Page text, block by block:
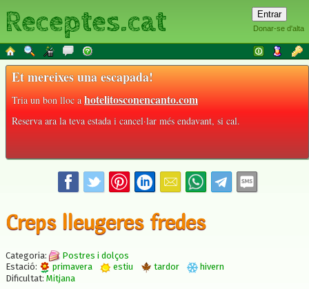
Donar-se d'alta
Receptes.cat
Et mereixes una escapada!
Tria un bon lloc ahotelitosconencanto.com
Reserva ara la teva estada i cancel·lar més endavant, si cal.
Creps lleugeres fredes
Categoria:
Postres i dolços
Estació:
primavera estiu tardor
hivern
Dificultat: Mitjana